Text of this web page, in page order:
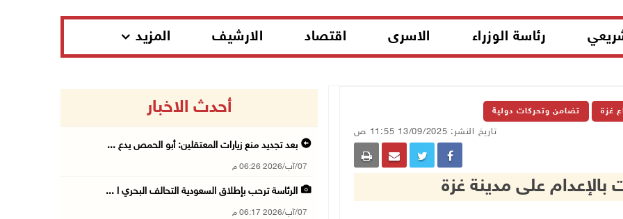
رئاسة الوزراء الاسرى اقتصاد الارشيف المزيد
غزة تضامن وتحركات دولية
تاريخ النشر: 13/09/2025 11:55 ص
على مدينة غزة
أحدث الاخبار
بعد تجديد منع زيارات المعتقلين: أبو الحمص يدع ...
07/آب/2026 06:26 م
الرئاسة ترحب بإطلاق السعودية التحالف البحري ا ...
07/آب/2026 06:17 م